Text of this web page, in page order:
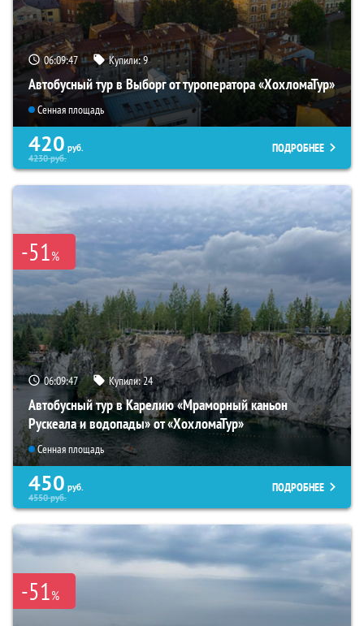
06:09:46 Купили:9
Автобусный тур в Выборг от туроператора «ХохломаТур»
Сенная площадь
420 руб.
4230руб.
ПОДРОБНЕЕ
-51%
06:09:46 Купили:24
Автобусный тур в Карелию «Мраморный каньон
Рускеала и водопады» от «ХохломаТур»
Сенная площадь
450 руб.
4550руб.
ПОДРОБНЕЕ
-51%